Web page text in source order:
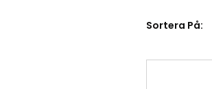
Sortera På: